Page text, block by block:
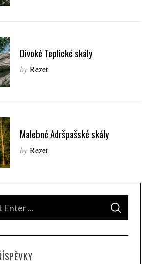
Divoké Teplické skály
by Rezet
Malebné Adršpašské skály
by Rezet
S
A
C